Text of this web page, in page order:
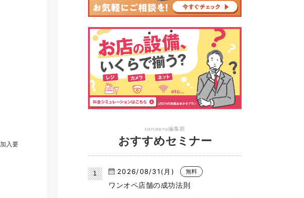
入要
canaeru編集部
おすすめセミナー
2026/08/31(月) 無料
ワンオペ店舗の成功法則